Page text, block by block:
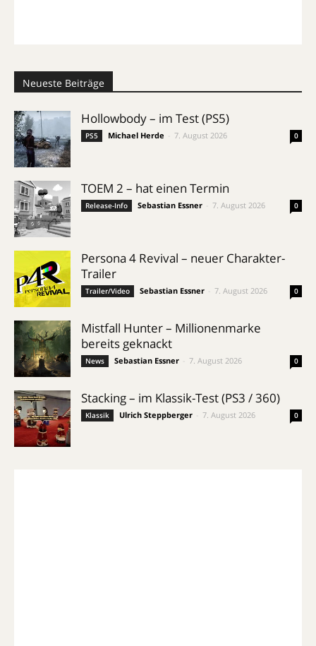
Neueste Beiträge
Hollowbody – im Test (PS5)
PS5 Michael Herde 7. August 2026 0
TOEM 2 – hat einen Termin
Release-Info Sebastian Essner 7. August 2026 0
Persona 4 Revival – neuer Charakter-
Trailer
Trailer/Video Sebastian Essner 7. August 2026 0
Mistfall Hunter – Millionenmarke
bereits geknackt
News Sebastian Essner 7. August 2026 0
Stacking – im Klassik-Test (PS3 / 360)
Klassik Ulrich Steppberger 7. August 2026 0